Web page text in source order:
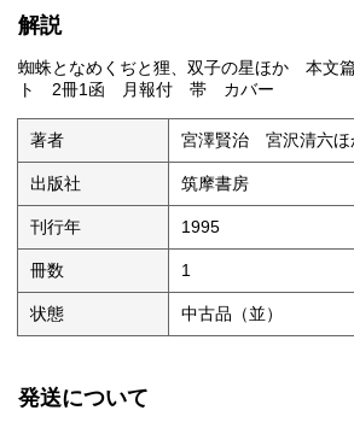
解説
蜘蛛となめくぢと狸、双子の星ほか 本文
ト 2冊1函 月報付 帯 カバー
著者 宮澤賢治 宮沢清六ほ
出版社 筑摩書房
刊行年 1995
冊数 1
状態 中古品（並）
発送について